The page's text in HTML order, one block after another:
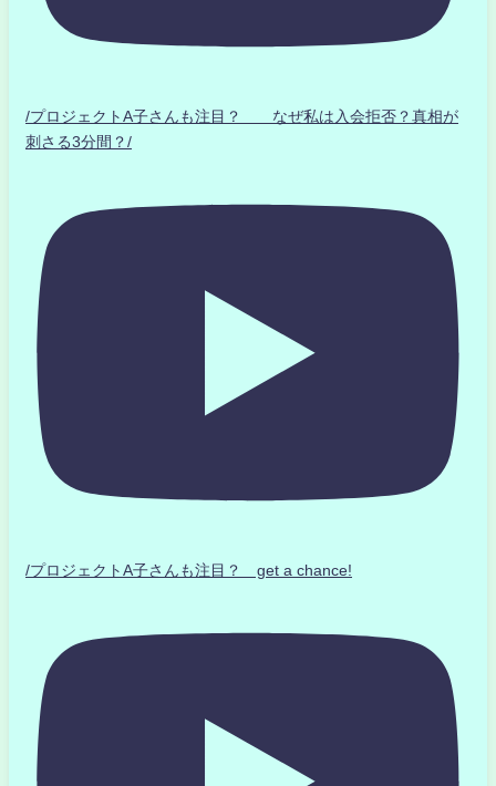
/プロジェクトA子さんも注目？ なぜ私は入会拒否？真相が
刺さる3分間？/
/プロジェクトA子さんも注目？ get a chance!